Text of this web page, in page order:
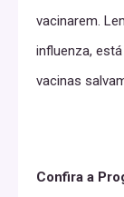
vacinarem.
influenza,
vacinas
Confira a